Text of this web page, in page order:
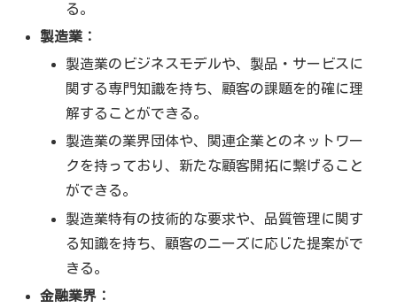
る。
製造業：
製造業のビジネスモデルや、製品・サービスに
関する専門知識を持ち、顧客の課題を的確に理
解することができる。
製造業の業界団体や、関連企業とのネットワー
クを持っており、新たな顧客開拓に繋げること
ができる。
製造業特有の技術的な要求や、品質管理に関す
る知識を持ち、顧客のニーズに応じた提案がで
きる。
金融業界：